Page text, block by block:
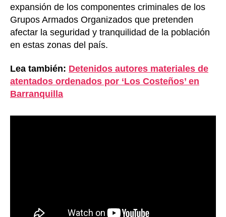
expansión de los componentes criminales de los
Grupos Armados Organizados que pretenden
afectar la seguridad y tranquilidad de la población
en estas zonas del país.
Lea también: Detenidos autores materiales de
atentados ordenados por ‘Los Costeños’ en
Barranquilla